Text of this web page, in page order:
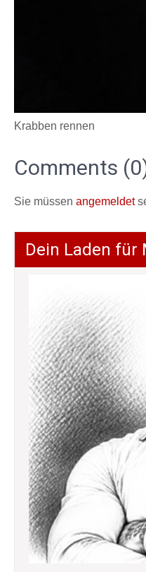
Krabben rennen
Comments
Sie müssen angemeldet
Dein Laden für